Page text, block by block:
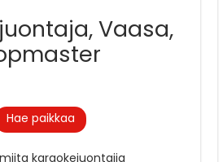
Vaasa,
karaokejuontajia
Hae paikkaa